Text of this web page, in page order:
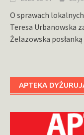
O sprawach
Teresa Urbanowska
Żelazowska
APTEKA